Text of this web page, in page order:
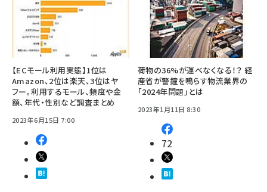
【ECモール利用実態】1位は
Amazon、2位は楽天、3位はヤ
フー。利用するモール、頻度や金
額、年代・性別など調査まとめ
2023年6月15日 7:00
荷物の36%が運べなくなる！？ 経
産省が警鐘を鳴らす物流業界の
「2024年問題」とは
2023年1月11日 8:30
72